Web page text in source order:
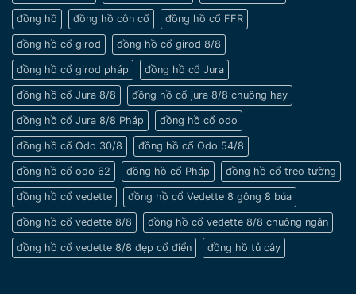
đồng hồ đồng hồ côn cổ đồng hồ cổ FFR
đồng hồ cổ girod đồng hồ cổ girod 8/8
đồng hồ cổ girod pháp đồng hồ cổ Jura
đồng hồ cổ Jura 8/8 đồng hồ cổ jura 8/8 chuông hay
đồng hồ cổ Jura 8/8 Pháp đồng hồ cổ odo
đồng hồ cổ Odo 30/8 đồng hồ cổ Odo 54/8
đồng hồ cổ odo 62 đồng hồ cổ Pháp đồng hồ cổ treo tường
đồng hồ cổ vedette đồng hồ cổ Vedette 8 gông 8 búa
đồng hồ cổ vedette 8/8 đồng hồ cổ vedette 8/8 chuông ngân
đồng hồ cổ vedette 8/8 đẹp cổ điển đồng hồ tủ cây